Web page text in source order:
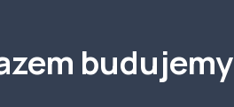
budujemy